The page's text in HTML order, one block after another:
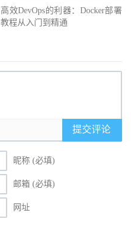
高效DevOps的利器：Docker部署
教程从入门到精通
提交评论
昵称 (必填)
邮箱 (必填)
网址